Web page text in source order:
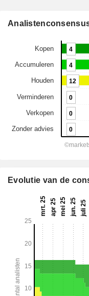
Evolutie van de